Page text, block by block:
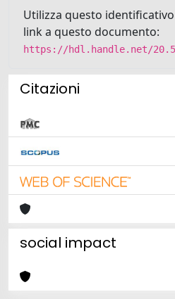
Utilizza questo
link a questo documento:
https://hdl.handle.net/
Citazioni
social impact